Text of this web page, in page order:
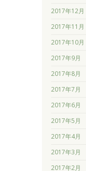
2017年12月
2017年11月
2017年10月
2017年9月
2017年8月
2017年7月
2017年6月
2017年5月
2017年4月
2017年3月
2017年2月